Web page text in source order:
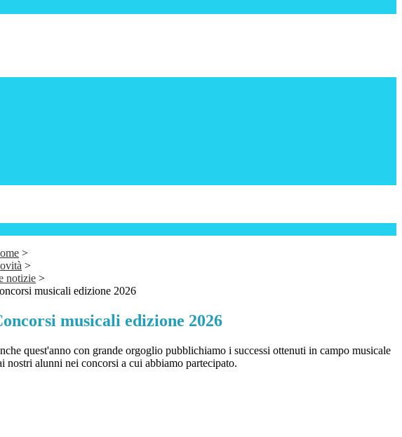
>
>
notizie >
musicali edizione 2026
musicali edizione 2026
quest'anno con grande orgoglio pubblichiamo i successi ottenuti in campo musicale
nostri alunni nei concorsi a cui abbiamo partecipato.